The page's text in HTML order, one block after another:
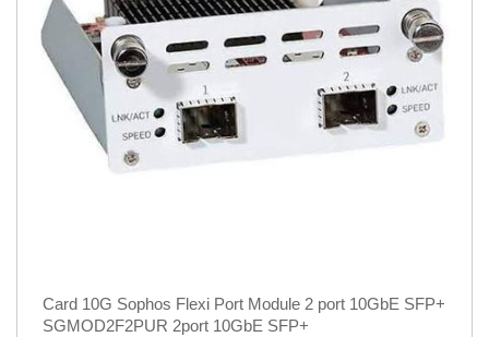
Card 10G Sophos Flexi Port Module 2 port 10GbE SFP+
SGMOD2F2PUR 2port 10GbE SFP+